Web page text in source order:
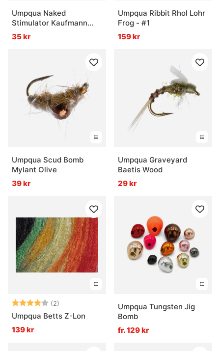
Umpqua Naked
Stimulator Kaufmann
Yellow - #10
35 kr
Umpqua Ribbit Rhol Lohr
Frog - #1
159 kr
Umpqua Scud Bomb
Mylant Olive
39 kr
Umpqua Graveyard
Baetis Wood
29 kr
Betyg: (2)
4.0 utav 5 stjärnor
Umpqua Betts Z-Lon
139 kr
Umpqua Tungsten Jig
Bomb
fr. 129 kr